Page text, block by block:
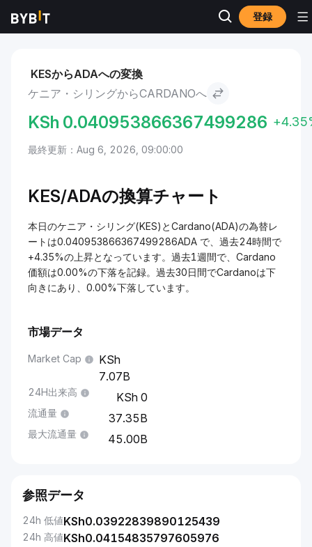
登録
市場 Cardano 価格 ADA ケニア・シリング to Cardano
KESからADAへの変換
ケニア・シリングからCARDANOへ
KSh 0.040953866367499286
最終更新：Aug 6, 2026, 09:00:00
KES/ADAの換算チャート
本日のケニア・シリング(KES)とCardano(ADA)の為替レ
ートは0.040953866367499286ADA で、過去24時間で
+4.35%の上昇となっています。過去1週間で、Cardano
価額は0.00%の下落を記録。過去30日間でCardanoは下
向きにあり、0.00%下落しています。
市場データ
Market Cap
7.07B
24H出来高 0
流通量 37.35B
最大流通量 45.00B
参照データ
24h 低値KSh0.03922839890125439
24h 高値KSh0.04154835797605976